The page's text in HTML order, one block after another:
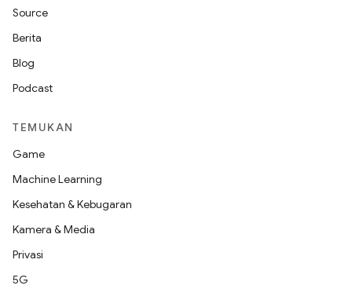
Source
Berita
Blog
Podcast
TEMUKAN
Game
Machine Learning
Kesehatan & Kebugaran
Kamera & Media
Privasi
5G